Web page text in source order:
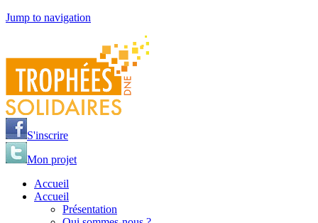
Jump to navigation
S'inscrire
Mon projet
Accueil
Accueil
Présentation